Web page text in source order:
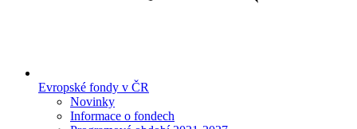
Evropské fondy v ČR
Novinky
Informace o fondech